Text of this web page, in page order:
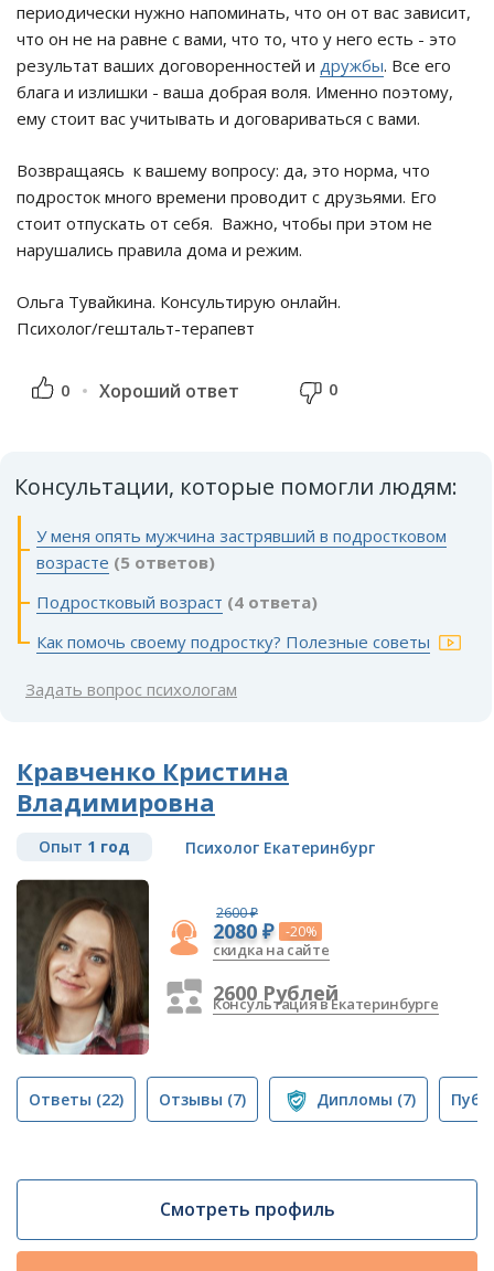
периодически нужно напоминать, что он от вас зависит,
что он не на равне с вами, что то, что у него есть - это
результат ваших договоренностей и дружбы. Все его
блага и излишки - ваша добрая воля. Именно поэтому,
ему стоит вас учитывать и договариваться с вами.
Возвращаясь к вашему вопросу: да, это норма, что
подросток много времени проводит с друзьями. Его
стоит отпускать от себя. Важно, чтобы при этом не
нарушались правила дома и режим.
Ольга Тувайкина. Консультирую онлайн.
Психолог/гештальт-терапевт
0 Хороший ответ 0
Консультации, которые помогли людям:
У меня опять мужчина застрявший в подростковом
возрасте (5 ответов)
Подростковый возраст (4 ответа)
Как помочь своему подростку? Полезные советы
Задать вопрос психологам
Кравченко Кристина
Владимировна
Опыт 1 год Психолог Екатеринбург
2600 ₽
2080 ₽ -20%
скидка на сайте
2600 Рублей
Консультация в Екатеринбурге
Ответы (22) Отзывы (7) Дипломы (7)
Смотреть профиль